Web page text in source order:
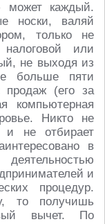
может каждый.
носки, валяй
только не
или
не выходя из
больше пяти
(его за
компьютерная
Никто не
и не отбирает
в
и
процедур.
то получишь
вычет. По